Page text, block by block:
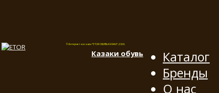
© Интернет-магазин "ETOR ОБУВЬ КАЗАКИ", 2026.
Казаки обувь
Каталог
Бренды
О нас